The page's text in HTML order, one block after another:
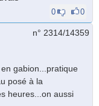
0 0
n° 2314/14359
gabion...pratique
posé à la
heures...on aussi